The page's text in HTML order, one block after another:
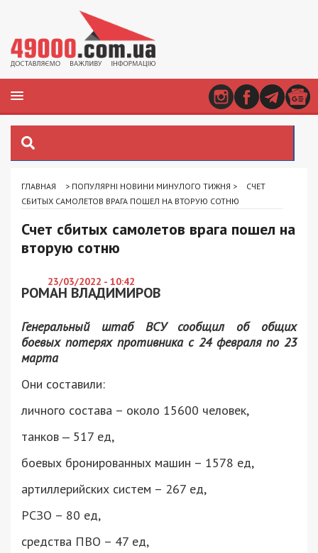
ГЛАВНАЯ > ПОПУЛЯРНІ НОВИНИ МИНУЛОГО ТИЖНЯ >
СЧЕТ
СБИТЫХ САМОЛЕТОВ ВРАГА ПОШЕЛ НА ВТОРУЮ СОТНЮ
Счет сбитых самолетов врага пошел на
вторую сотню
23/03/2022 - 10:42
РОМАН ВЛАДИМИРОВ
Генеральный штаб ВСУ сообщил об общих
боевых потерях противника с 24 февраля по 23
марта
Они составили:
личного состава – около 15600 человек,
танков ‒ 517 ед,
боевых бронированных машин – 1578 ед,
артиллерийских систем – 267 ед,
РСЗО – 80 ед,
средства ПВО – 47 ед,